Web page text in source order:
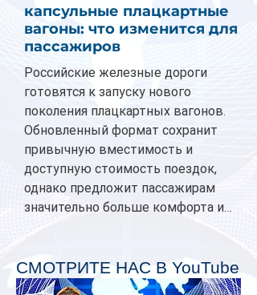
капсульные плацкартные
вагоны: что изменится для
пассажиров
Российские железные дороги
готовятся к запуску нового
поколения плацкартных вагонов.
Обновленный формат сохранит
привычную вместимость и
доступную стоимость поездок,
однако предложит пассажирам
значительно больше комфорта и
планируется начать в 2027 году.
Одним из главных нововведений
СМОТРИТЕ НАС В YouTube